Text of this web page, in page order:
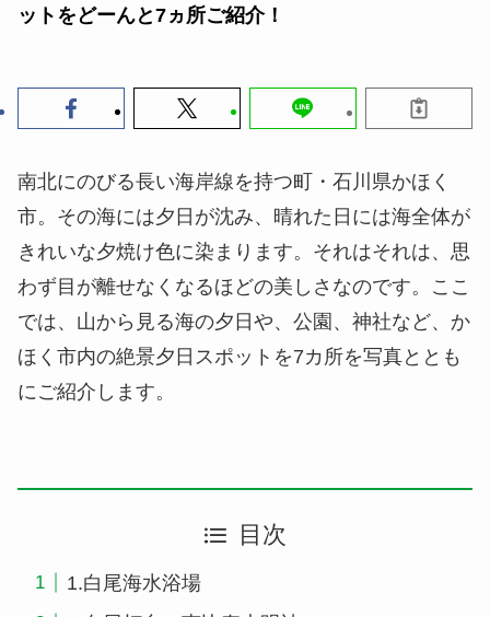
ットをどーんと7ヵ所ご紹介！
南北にのびる長い海岸線を持つ町・石川県かほく
市。その海には夕日が沈み、晴れた日には海全体が
きれいな夕焼け色に染まります。それはそれは、思
わず目が離せなくなるほどの美しさなのです。ここ
では、山から見る海の夕日や、公園、神社など、か
ほく市内の絶景夕日スポットを7カ所を写真ととも
にご紹介します。
目次
1.白尾海水浴場